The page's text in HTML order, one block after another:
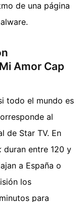
de una página
Amor Cap
todo el mundo es
al
de Star TV. En
duran entre 120 y
a España o
los
para